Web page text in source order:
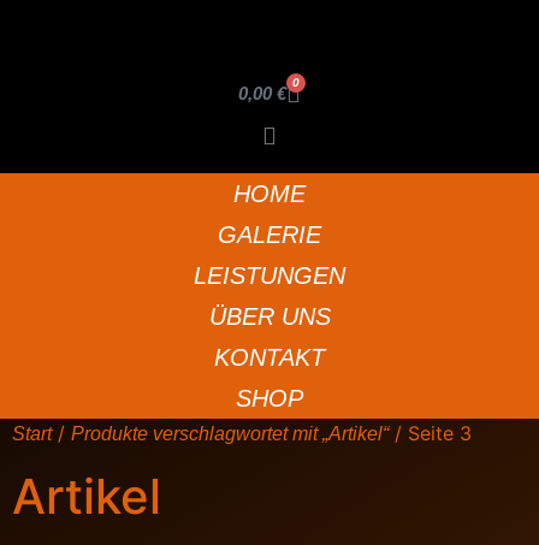
0,00 €
0
HOME
GALERIE
LEISTUNGEN
ÜBER UNS
KONTAKT
SHOP
Start/ Produkte verschlagwortet mit „Artikel“/ Seite 3
Artikel